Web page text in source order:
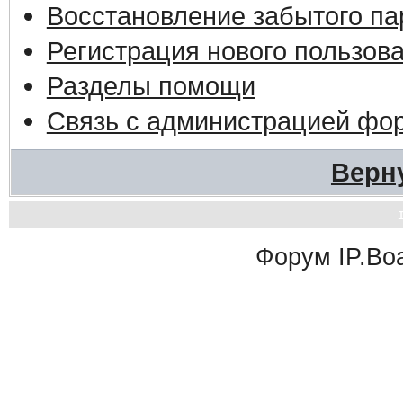
Восстановление забытого
Регистрация нового
Разделы помощи
Связь с администрацией
Форум